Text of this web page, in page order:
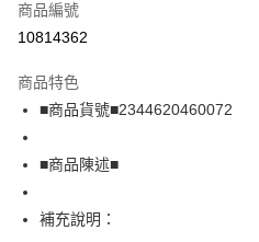
超商取貨付款
Apple Pay
街口支付
全盈+PAY
商品編號
10814362
商品特色
■商品貨號■2344620460072
■商品陳述■
補充說明：